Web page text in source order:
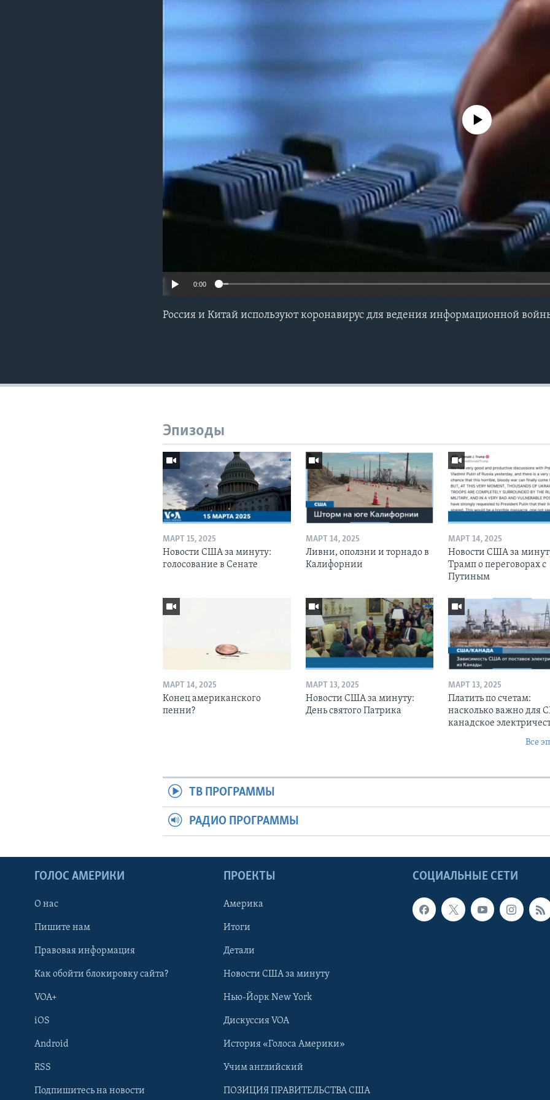
Learning English
No media source currently
0:00
Россия и Китай используют коронавирус для ведения информационной
Эпизоды
МАРТ 15, 2025
Новости США за минуту:
голосование в Сенате
МАРТ 14, 2025
Ливни, оползни и торнадо в
Калифорнии
МАРТ 14, 2025
Новости США за
Трамп о переговорах с
Путиным
МАРТ 14, 2025
Конец американского
пенни?
МАРТ 13, 2025
Новости США за минуту:
День святого Патрика
МАРТ 13, 2025
Платить по счетам:
насколько важно для
канадское
Все
ТВ ПРОГРАММЫ
РАДИО ПРОГРАММЫ
СОЦИАЛЬНЫЕ СЕТИ
ГОЛОС АМЕРИКИ
О нас
Пишите нам
Правовая информация
Как обойти блокировку сайта?
VOA+
iOS
Android
RSS
Подпишитесь на новости
ПРОЕКТЫ
Америка
Итоги
Детали
Новости США за минуту
Нью-Йорк New York
Дискуссия VOA
История «Голоса Америки»
Учим английский
ПОЗИЦИЯ ПРАВИТЕЛЬСТВА США